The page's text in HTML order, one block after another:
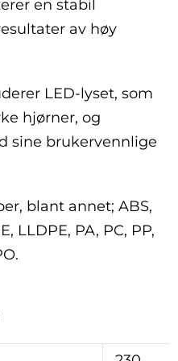
en stabil
av høy
LED-lyset, som
hjørner, og
sine brukervennlige
blant annet; ABS,
LLDPE, PA, PC, PP,